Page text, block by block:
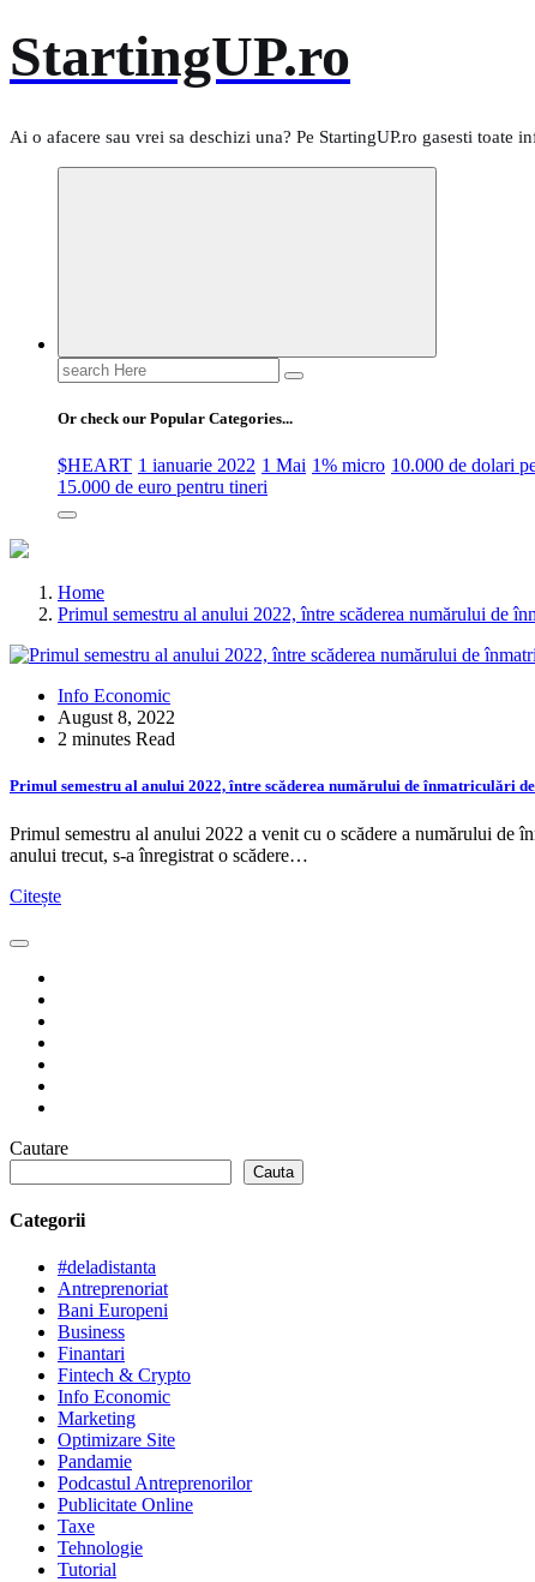
StartingUP.ro
Ai o afacere sau vrei sa deschizi una? Pe StartingUP.ro gasesti toate
Search
for:
Or check our Popular Categories...
$HEART 1 ianuarie 2022 1 Mai 1% micro 10.000 de dolari
15.000 de euro pentru tineri
Home
Primul semestru al anului 2022, între scăderea numărului de
Info Economic
August 8, 2022
2 minutes Read
Primul semestru al anului 2022, între scăderea numărului de înmatriculări
Primul semestru al anului 2022 a venit cu o scădere a numărului de
anului trecut, s-a înregistrat o scădere…
Citește
Cautare
Cauta
Categorii
#deladistanta
Antreprenoriat
Bani Europeni
Business
Finantari
Fintech & Crypto
Info Economic
Marketing
Optimizare Site
Pandamie
Podcastul Antreprenorilor
Publicitate Online
Taxe
Tehnologie
Tutorial